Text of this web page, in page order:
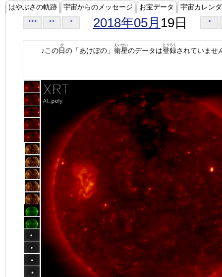
はやぶさの軌跡 宇宙からのメッセージ お宝データ 宇宙カレン
<<< << < 2018年05月 19日 >
♪この日
ひ
の「あけぼの」 衛星
えいせい
のデータは登録
とうろく
されていませ